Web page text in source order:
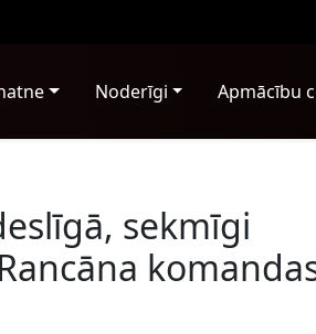
Noderīgi Apmācību
sekmīgi